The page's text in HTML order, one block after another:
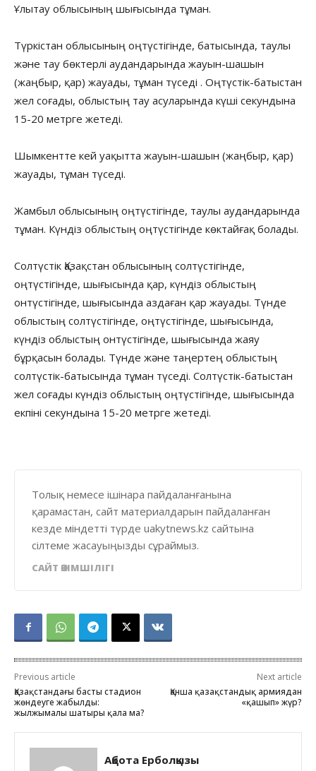
Ұлытау облысының шығысында тұман.
Түркістан облысының оңтүстігінде, батысында, таулы
және тау бөктерлі аудандарында жауын-шашын
(жаңбыр, қар) жауады, тұман түседі . Оңтүстік-батыстан
жел соғады, облыстың тау асуларында күші секундына
15-20 метрге жетеді.
Шымкентте кей уақытта жауын-шашын (жаңбыр, қар)
жауады, тұман түседі.
Жамбыл облысының оңтүстігінде, таулы аудандарында
тұман. Күндіз облыстың оңтүстігінде көктайғақ болады.
Солтүстік Қазақстан облысының солтүстігінде,
оңтүстігінде, шығысында қар, күндіз облыстың
онтүстігінде, шығысында аздаған қар жауады. Түнде
облыстың солтүстігінде, оңтүстігінде, шығысында,
күндіз облыстың онтүстігінде, шығысында жаяу
бұрқасын болады. Түнде және таңертең облыстың
солтүстік-батысында тұман түседі. Солтүстік-батыстан
жел соғады күндіз облыстың оңтүстігінде, шығысында
екпіні секундына 15-20 метрге жетеді.
Толық немесе ішінара пайдаланғанына
қарамастан, сайт материалдарын пайдаланған
кезде міндетті түрде uakytnews.kz сайтына
сілтеме жасауыңызды сұраймыз.
САЙТ ӘКІМШІЛІГІ
Previous article
Қазақстандағы басты стадион
жөндеуге жабылды:
жылжымалы шатыры қала ма?
Next article
Қанша қазақстандық армиядан
«қашып» жүр?
Ақбота Ерболқызы